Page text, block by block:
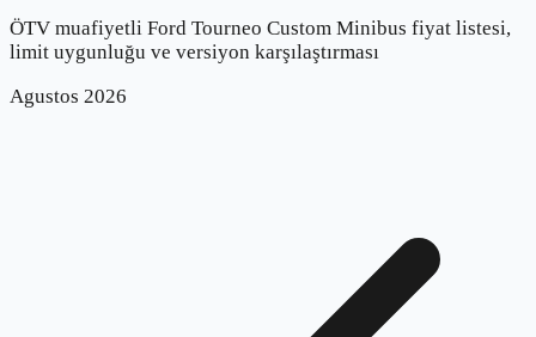
ÖTV muafiyetli Ford Tourneo Custom Minibus fiyat listesi,
limit uygunluğu ve versiyon karşılaştırması
Agustos 2026